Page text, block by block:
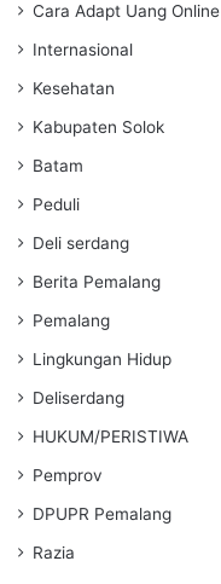
Cara Adapt Uang Online
Internasional
Kesehatan
Kabupaten Solok
Batam
Peduli
Deli serdang
Berita Pemalang
Pemalang
Lingkungan Hidup
Deliserdang
HUKUM/PERISTIWA
Pemprov
DPUPR Pemalang
Razia